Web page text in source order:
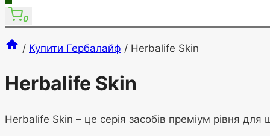
0
/ Купити Гербалайф / Herbalife Skin
Herbalife Skin
Herbalife Skin – це серія засобів преміум рівня